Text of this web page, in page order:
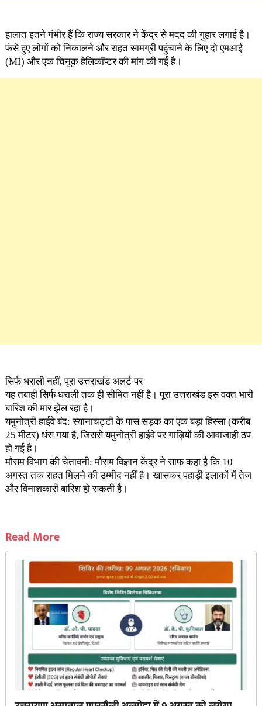
हालात इतने गंभीर हैं कि राज्य सरकार ने केंद्र से मदद की गुहार लगाई है।
फंसे हुए लोगों को निकालने और राहत सामग्री पहुंचाने के लिए दो एमआई
(MI) और एक चिनूक हेलिकॉप्टर की मांग की गई है।
सिर्फ धराली नहीं, पूरा उत्तराखंड अलर्ट पर
यह तबाही सिर्फ धराली तक ही सीमित नहीं है। पूरा उत्तराखंड इस वक्त भारी
बारिश की मार झेल रहा है।
यमुनोत्री हाईवे बंद: स्यानाचट्टी के पास सड़क का एक बड़ा हिस्सा (करीब
25 मीटर) धंस गया है, जिससे यमुनोत्री हाईवे पर गाड़ियों की आवाजाही ठप
हो गई है।
मौसम विभाग की चेतावनी: मौसम विज्ञान केंद्र ने साफ कहा है कि 10
अगस्त तक राहत मिलने की उम्मीद नहीं है। खासकर पहाड़ी इलाकों में तेज
और विनाशकारी बारिश हो सकती है।
Read More